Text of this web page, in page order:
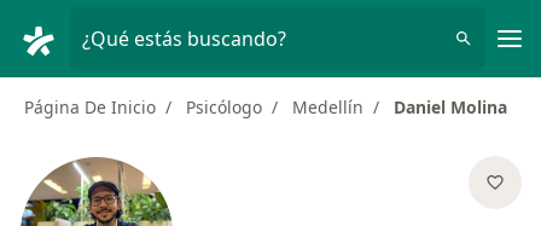
¿Qué estás buscando?
Página De Inicio Psicólogo Medellín Daniel Molina